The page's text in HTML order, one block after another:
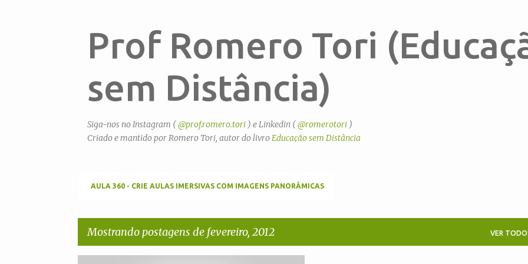
Prof Romero Tori
sem Distância)
Siga-nos no Instagram (@prof.romero.tori) e Linkedin (@romerotori)
Criado e mantido por Romero Tori, autor do livroEducação sem Distância
AULA 360 - CRIE AULAS IMERSIVAS COM IMAGENS PANORÂMICAS
Mostrando postagens de fevereiro, 2012 VER